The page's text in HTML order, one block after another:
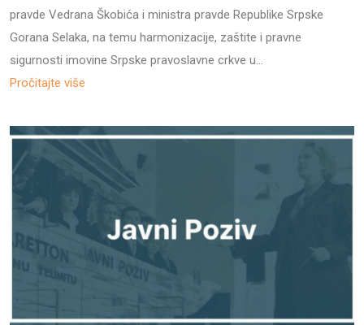
pravde Vedrana Škobića i ministra pravde Republike Srpske
Gorana Selaka, na temu harmonizacije, zaštite i pravne
sigurnosti imovine Srpske pravoslavne crkve u…
Pročitajte više